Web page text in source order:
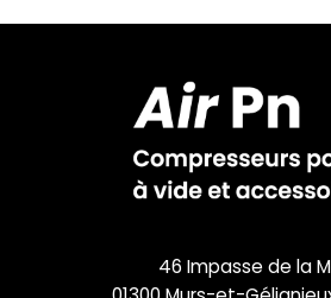
46 Impasse de la